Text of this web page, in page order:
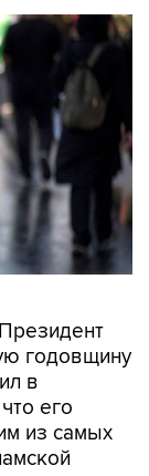
годовщину
в
его
из самых